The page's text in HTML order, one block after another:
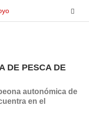
DE PESCA DE
autonómica de
en el